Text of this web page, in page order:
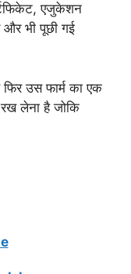
एजुकेशन
और भी पूछी गई
उस फार्म का एक
लेना है जोकि